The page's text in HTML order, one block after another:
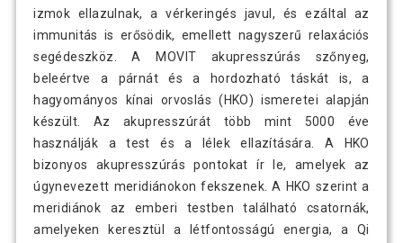
izmok ellazulnak, a vérkeringés javul, és ezáltal az
immunitás is erősödik, emellett nagyszerű relaxációs
segédeszköz. A MOVIT akupresszúrás szőnyeg,
beleértve a párnát és a hordozható táskát is, a
hagyományos kínai orvoslás (HKO) ismeretei alapján
készült. Az akupresszúrát több mint 5000 éve
használják a test és a lélek ellazítására. A HKO
bizonyos akupresszúrás pontokat ír le, amelyek az
úgynevezett meridiánokon fekszenek. A HKO szerint a
meridiánok az emberi testben található csatornák,
amelyeken keresztül a létfontosságú energia, a Qi